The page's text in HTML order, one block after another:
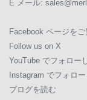
E メール:
Facebook ページを
Follow us on X
YouTube でフォロー
Instagram でフォロー
ブログを読む